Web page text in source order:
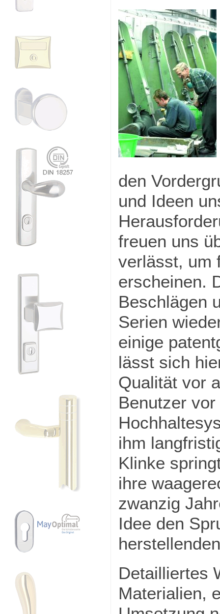
den
und Ideen
freuen uns
verlässt, um
erscheinen.
Beschlägen
Serien
einige
lässt sich
Qualität vor
Benutzer
ihm
Klinke
ihre
zwanzig
Idee den
Detailliertes
Materialien,